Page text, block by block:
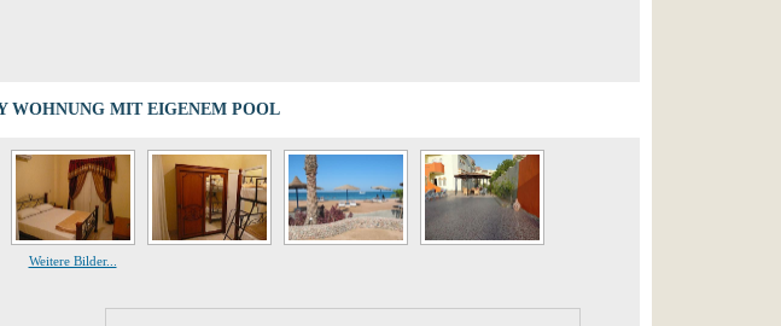
WOHNUNG MIT EIGENEM POOL
Weitere Bilder...